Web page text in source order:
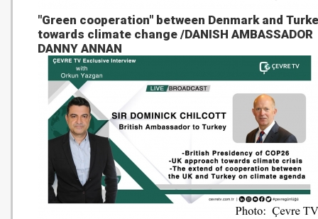
"Green cooperation" between Denmark and
towards climate change /DANISH AMBASSADOR
DANNY ANNAN